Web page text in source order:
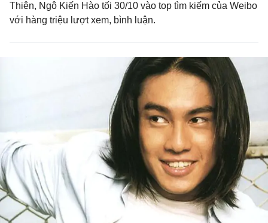
Thiên, Ngô Kiến Hào tối 30/10 vào top tìm kiếm của Weibo
với hàng triệu lượt xem, bình luận.